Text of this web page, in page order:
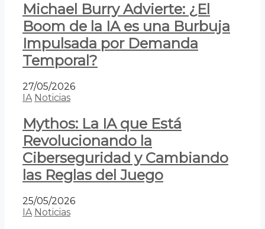
Michael Burry Advierte: ¿El
Boom de la IA es una Burbuja
Impulsada por Demanda
Temporal?
27/05/2026
IA Noticias
Mythos: La IA que Está
Revolucionando la
Ciberseguridad y Cambiando
las Reglas del Juego
25/05/2026
IA Noticias